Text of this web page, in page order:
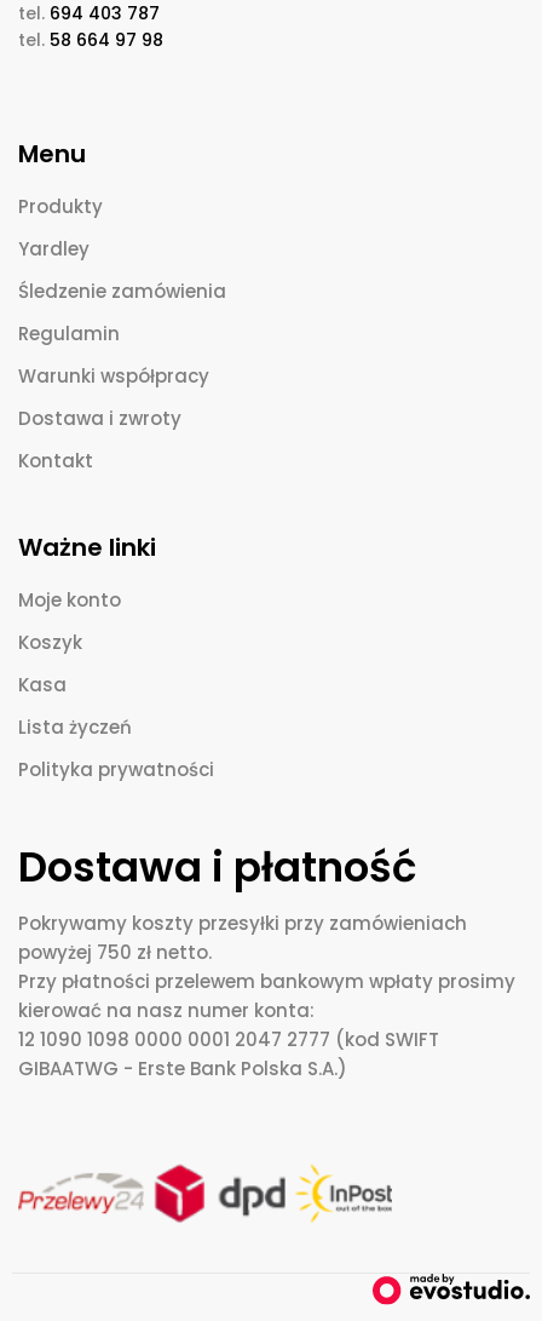
tel. 694 403 787
tel. 58 664 97 98
Menu
Produkty
Yardley
Śledzenie zamówienia
Regulamin
Warunki współpracy
Dostawa i zwroty
Kontakt
Ważne linki
Moje konto
Koszyk
Kasa
Lista życzeń
Polityka prywatności
Dostawa i płatność
Pokrywamy koszty przesyłki przy zamówieniach
powyżej 750 zł netto.
Przy płatności przelewem bankowym wpłaty prosimy
kierować na nasz numer konta:
12 1090 1098 0000 0001 2047 2777 (kod SWIFT
GIBAATWG - Erste Bank Polska S.A.)